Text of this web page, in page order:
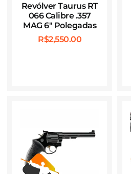
Revólver Taurus RT
066 Calibre .357
MAG 6″ Polegadas
R$2,550.00